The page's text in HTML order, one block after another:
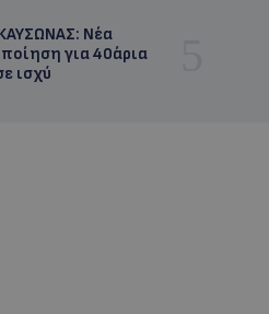
Νέα
για 40άρια
ισχύ